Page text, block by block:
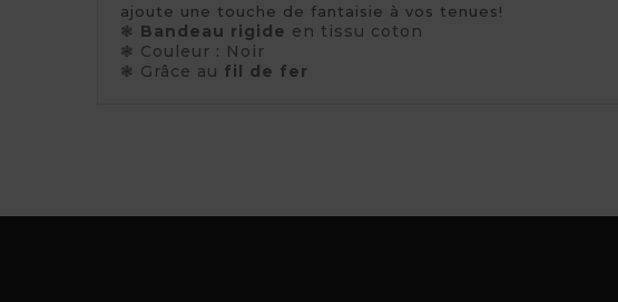
ajoute une touche de fantaisie à vos tenues!
❃ Bandeau rigide en tissu coton
❃ Couleur : Noir
❃ Grâce au fil de fer